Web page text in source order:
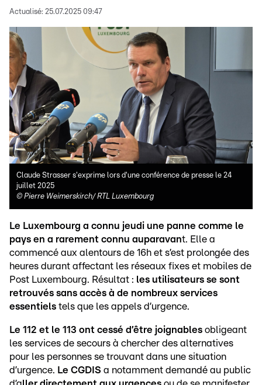
Actualisé: 25.07.2025 09:47
Claude Strasser s'exprime lors d'une conférence de presse le 24
juillet 2025
© Pierre Weimerskirch/ RTL Luxembourg
Le Luxembourg a connu jeudi une panne comme le
pays en a rarement connu auparavant. Elle a
commencé aux alentours de 16h et s’est prolongée des
heures durant affectant les réseaux fixes et mobiles de
Post Luxembourg. Résultat : les utilisateurs se sont
retrouvés sans accès à de nombreux services
essentiels tels que les appels d’urgence.
Le 112 et le 113 ont cessé d’être joignables obligeant
les services de secours à chercher des alternatives
pour les personnes se trouvant dans une situation
d’urgence. Le CGDIS a notamment demandé au public